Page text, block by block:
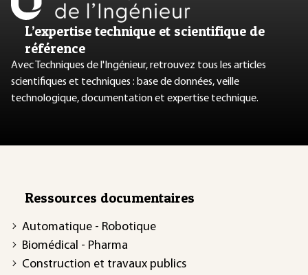
L’expertise technique et scientifique de
référence
Avec Techniques de l'Ingénieur, retrouvez tous les articles
scientifiques et techniques : base de données, veille
technologique, documentation et expertise technique.
Ressources documentaires
Automatique - Robotique
Biomédical - Pharma
Construction et travaux publics